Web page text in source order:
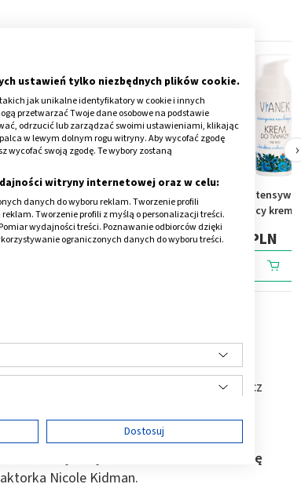
Acnefan, krem do
pielęgnacji cery
trądzikowej, 25 ml
12,79 PLN
Vianek, intensywnie
nawilżający krem do
twarzy na noc, 50 ml
33,29 PLN
›
na jasny koloryt skóry twarzy, wręcz
od bardzo jasnej do jasnej, z
Jasną cerą w takim odcieniu może się
Nicole Kidman.
ustawień tylko niezbędnych plików cookie.
jak unikalne identyfikatory w cookie i innych
przetwarzać Twoje dane osobowe na podstawie
odrzucić lub zarządzać swoimi ustawieniami, klikając
w lewym dolnym rogu witryny. Aby wycofać zgodę
wycofać swoją zgodę. Te wybory zostaną
witryny internetowej oraz w celu:
danych do wyboru reklam. Tworzenie profili
Tworzenie profili z myślą o personalizacji treści.
wydajności treści. Poznawanie odbiorców dzięki
ograniczonych danych do wyboru treści.
Dostosuj